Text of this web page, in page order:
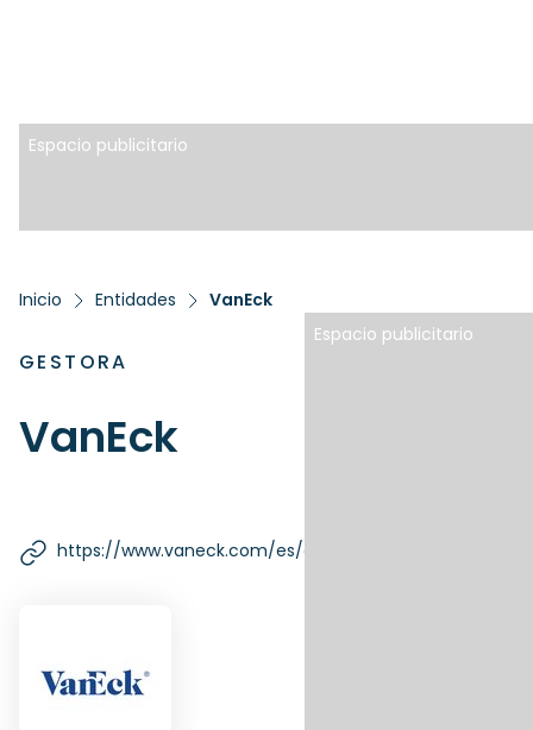
Espacio publicitario
Inicio Entidades VanEck
GESTORA
VanEck
https://www.vaneck.com/es/en/
Espacio publicitario